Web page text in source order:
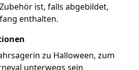
ist, falls abgebildet,
enthalten.
zu Halloween, zum
unterwegs sein